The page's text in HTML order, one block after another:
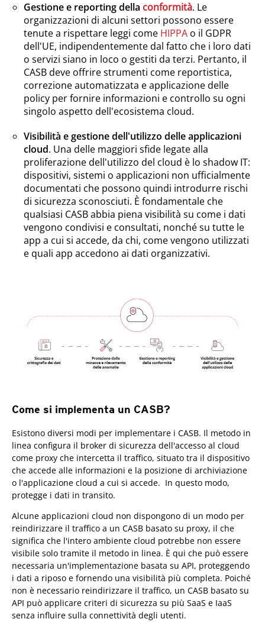
Gestione e reporting della conformità. Le
organizzazioni di alcuni settori possono essere
tenute a rispettare leggi come HIPPA o il GDPR
dell'UE, indipendentemente dal fatto che i loro dati
o servizi siano in loco o gestiti da terzi. Pertanto, il
CASB deve offrire strumenti come reportistica,
correzione automatizzata e applicazione delle
policy per fornire informazioni e controllo su ogni
singolo aspetto dell'ecosistema cloud.
Visibilità e gestione dell'utilizzo delle applicazioni
cloud. Una delle maggiori sfide legate alla
proliferazione dell'utilizzo del cloud è lo shadow IT:
dispositivi, sistemi o applicazioni non ufficialmente
documentati che possono quindi introdurre rischi
di sicurezza sconosciuti. È fondamentale che
qualsiasi CASB abbia piena visibilità su come i dati
vengono condivisi e consultati, nonché su tutte le
app a cui si accede, da chi, come vengono utilizzati
e quali app accedono ai dati organizzativi.
Come si implementa un CASB?
Esistono diversi modi per implementare i CASB. Il metodo in
linea configura il broker di sicurezza dell'accesso al cloud
come proxy che intercetta il traffico, situato tra il dispositivo
che accede alle informazioni e la posizione di archiviazione
o l'applicazione cloud a cui si accede. In questo modo,
protegge i dati in transito.
Alcune applicazioni cloud non dispongono di un modo per
reindirizzare il traffico a un CASB basato su proxy, il che
significa che l'intero ambiente cloud potrebbe non essere
visibile solo tramite il metodo in linea. È qui che può essere
necessaria un'implementazione basata su API, proteggendo
i dati a riposo e fornendo una visibilità più completa. Poiché
non è necessario reindirizzare il traffico, un CASB basato su
API può applicare criteri di sicurezza su più SaaS e IaaS
senza influire sulla connettività degli utenti.